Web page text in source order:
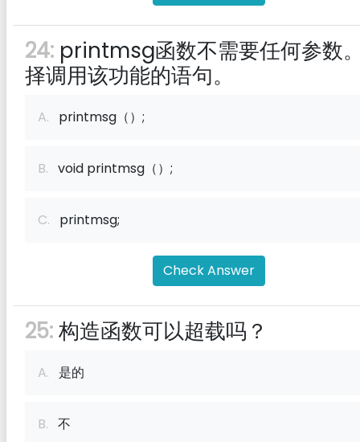
24: printmsg函数不需要任何参数
择调用该功能的语句。
A. printmsg（）;
B. void printmsg（）;
C. printmsg;
Check Answer
25:构造函数可以超载吗？
A. 是的
B. 不